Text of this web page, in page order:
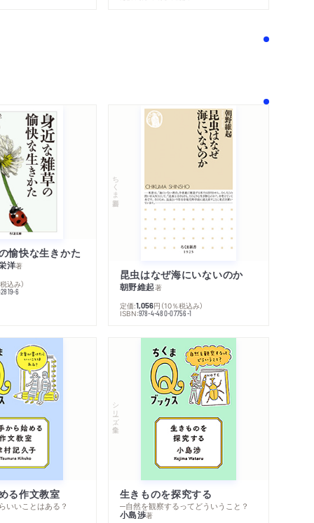
愉快な生きかた
洋著
込み）
6
ちくま新書
昆虫はなぜ海にいないのか
朝野維起著
定価:1,056円 （10％税込み）
ISBN:978-4-480-07756-1
る作文教室
いいことはある？
シリーズ・全集
生きものを探究する
─自然を観察するってどういうこと？
小島渉著